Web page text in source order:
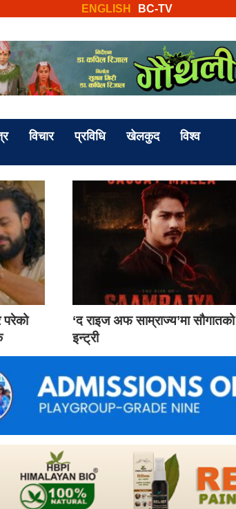
BC-TV
ENGLISH
विचार प्रविधि खेलकुद विश्व
परेको
‘द राइज अफ साम्राज्य’मा सौगातको
इन्ट्री